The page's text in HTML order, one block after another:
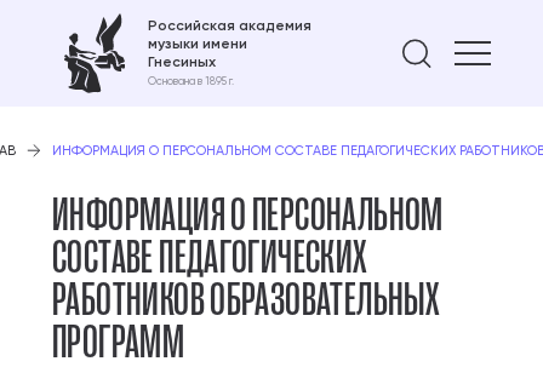
Российская академия
музыки имени
Гнесиных
Основана в 1895 г.
Найти
ИНФОРМАЦИЯ О ПЕРСОНАЛЬНОМ СОСТАВЕ ПЕДАГОГИЧЕСКИХ
ИНФОРМАЦИЯ О ПЕРСОНАЛЬНОМ
СОСТАВЕ ПЕДАГОГИЧЕСКИХ
РАБОТНИКОВ ОБРАЗОВАТЕЛЬНЫХ
ПРОГРАММ